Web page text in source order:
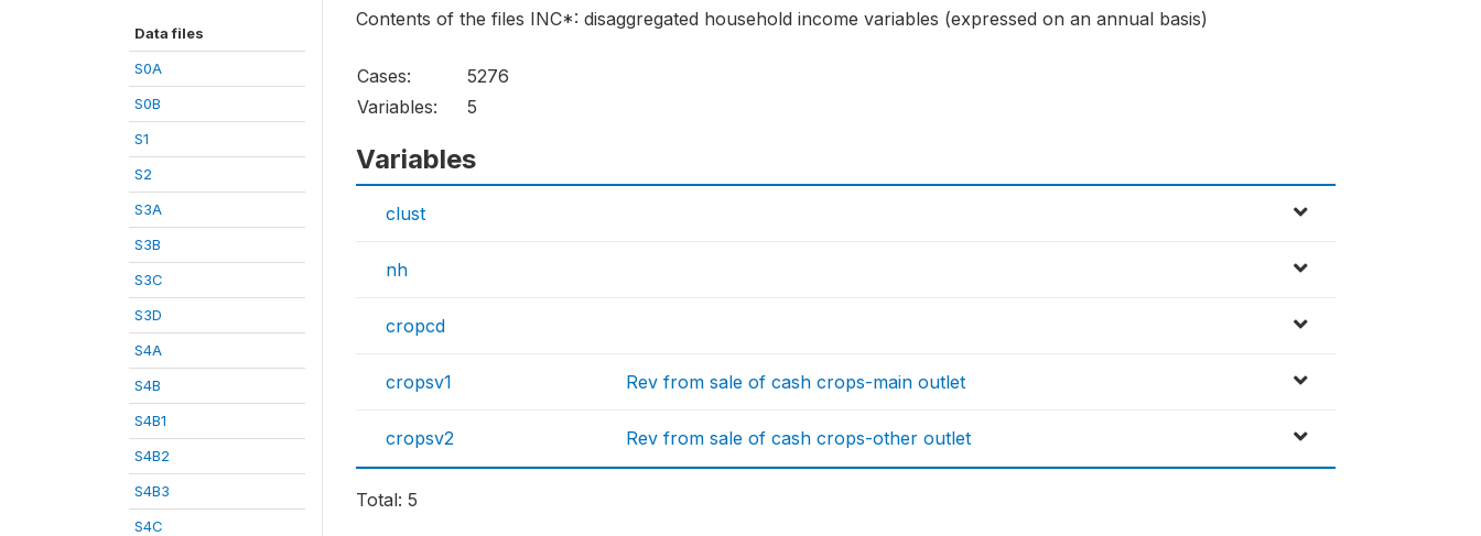
Data files
S0A
S0B
S1
S2
S3A
S3B
S3C
S3D
S4A
S4B
S4B1
S4B2
S4B3
S4C
Contents of the files INC*: disaggregated household income variables (expressed on an annual basis)
Cases:
5276
Variables:
5
Variables
clust
nh
cropcd
cropsv1 Rev from sale of cash crops-main outlet
cropsv2 Rev from sale of cash crops-other outlet
Total: 5